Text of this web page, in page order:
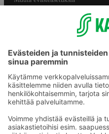
S-ryhmän palvelut
S-ryhmä
Asiakasomistajuus
Yhteishyvä Ruoka -sovellus
S-ostoslista -sovellus
Sokos.fi
S-Pankki